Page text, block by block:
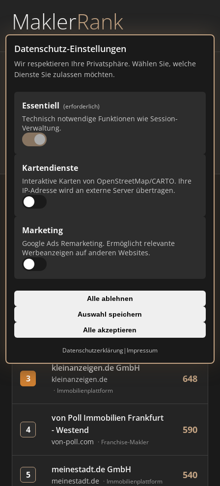
MaklerRank
powered byWAVEPOINT
Datenschutz-Einstellungen
Wir respektieren Ihre Privatsphäre. Wählen Sie, welche
Dienste Sie zulassen möchten.
Essentiell (erforderlich)
Technisch notwendige Funktionen wie Session-
Verwaltung.
Kartendienste
Interaktive Karten von OpenStreetMap/CARTO. Ihre
IP-Adresse wird an externe Server übertragen.
Marketing
Google Ads Remarketing. Ermöglicht relevante
Werbeanzeigen auf anderen Websites.
Alle ablehnen
Auswahl speichern
Alle akzeptieren
Datenschutzerklärung| Impressum
Immobilienmakler Hürth –
Ranking Juli 2026
NORDRHEIN-WESTFALEN57.040 EINWOHNER
85 458
# MAKLER / FIRMA
1 immobilienscout24.de
Immobilienplattform
745
AVIV Germany GmbH
immowelt.de Immobilienplattform
3
kleinanzeigen.de GmbH
kleinanzeigen.de
Immobilienplattform
648
4
von Poll Immobilien Frankfurt
- Westend
von-poll.com Franchise-Makler
590
5 meinestadt.de GmbH
meinestadt.de Immobilienplattform
540